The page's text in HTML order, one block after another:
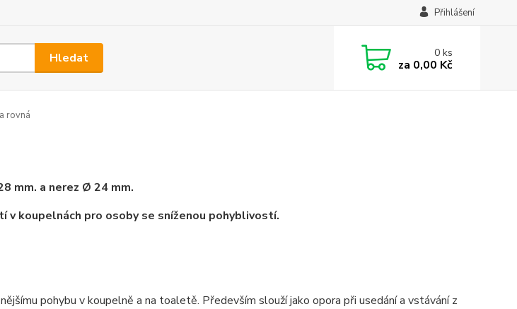
Přihlášení
Hledat 0ks
za 0,00 Kč
rovná
mm. a nerez Ø 24 mm.
v koupelnách pro osoby se sníženou pohyblivostí.
pohybu v koupelně a na toaletě. Především slouží jako opora při usedání a vstávání z